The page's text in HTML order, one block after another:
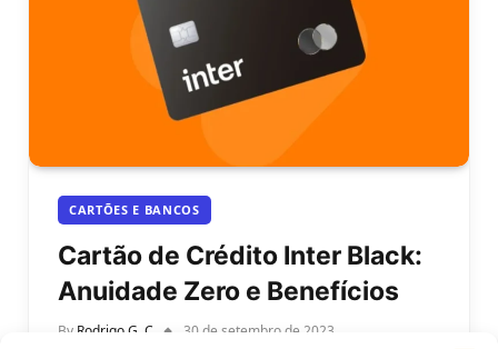
CARTÕES E BANCOS
Cartão de Crédito Inter Black:
Anuidade Zero e Benefícios
By Rodrigo G. C 30 de setembro de 2023